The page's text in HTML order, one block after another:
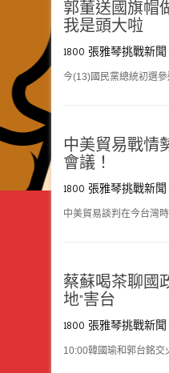
郭董送國旗帽
我是頭大啦
1800 張雅琴挑戰新聞
今(13)國民黨總統初選
中美貿易戰情
會議！
1800 張雅琴挑戰新聞
中美貿易談判在今台灣
蔡蘇喝茶聊國
地”害台
1800 張雅琴挑戰新聞
10:00韓國瑜和郭台銘